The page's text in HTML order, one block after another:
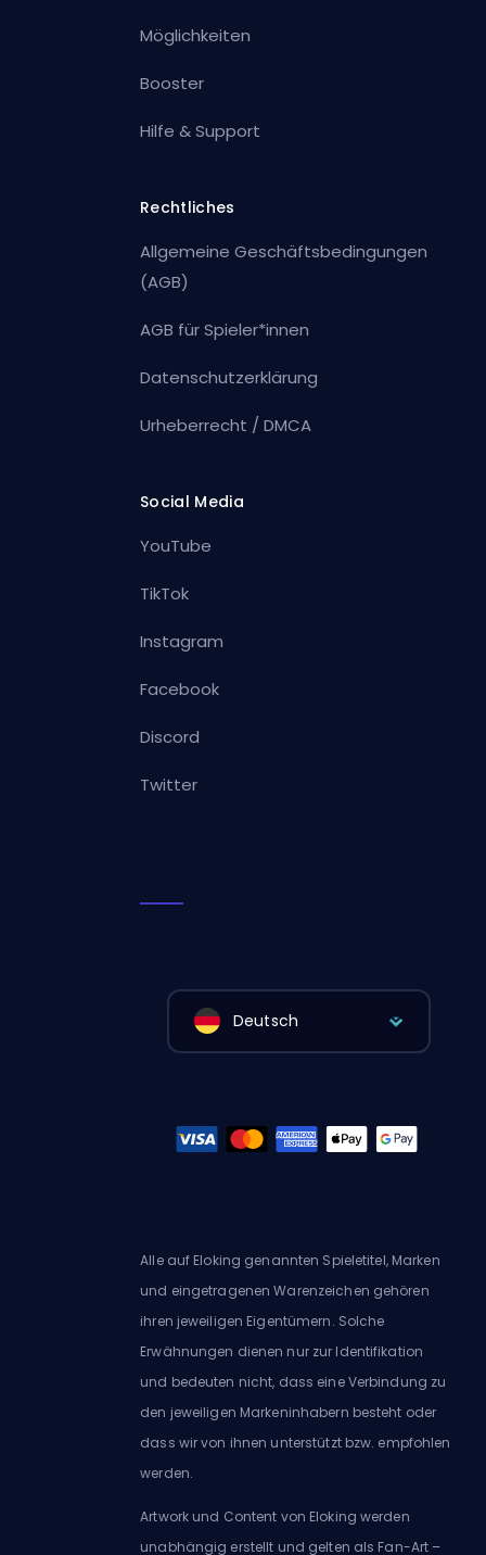
Möglichkeiten
Booster
Hilfe & Support
Rechtliches
Allgemeine Geschäftsbedingungen
(AGB)
AGB für Spieler*innen
Datenschutzerklärung
Urheberrecht / DMCA
Social Media
YouTube
TikTok
Instagram
Facebook
Discord
Twitter
Deutsch
Alle auf Eloking genannten Spieletitel, Marken
und eingetragenen Warenzeichen gehören
ihren jeweiligen Eigentümern. Solche
Erwähnungen dienen nur zur Identifikation
und bedeuten nicht, dass eine Verbindung zu
den jeweiligen Markeninhabern besteht oder
dass wir von ihnen unterstützt bzw. empfohlen
werden.
Artwork und Content von Eloking werden
unabhängig erstellt und gelten als Fan-Art –